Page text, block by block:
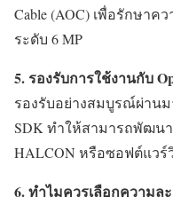
Cable (AOC) เพื่อรักษา
ระดับ 6 MP
5. รองรับการใช้งานกับ
รองรับอย่างสมบูรณ์ผ่านม
SDK ทำให้สามารถพัฒน
HALCON หรือซอฟต์แว
6. ทำไมควรเลือกความล